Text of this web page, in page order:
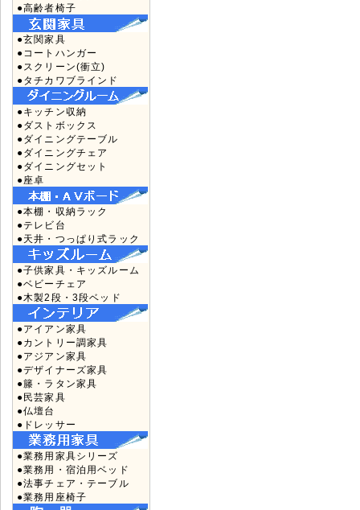
●高齢者椅子
●玄関家具
●コートハンガー
●スクリーン(衝立)
●タチカワブラインド
●キッチン収納
●ダストボックス
●ダイニングテーブル
●ダイニングチェア
●ダイニングセット
●座卓
●本棚・収納ラック
●テレビ台
●天井・つっぱり式ラック
●子供家具・キッズルーム
●ベビーチェア
●木製2段・3段ベッド
●アイアン家具
●カントリー調家具
●アジアン家具
●デザイナーズ家具
●籐・ラタン家具
●民芸家具
●仏壇台
●ドレッサー
●業務用家具シリーズ
●業務用・宿泊用ベッド
●法事チェア・テーブル
●業務用座椅子